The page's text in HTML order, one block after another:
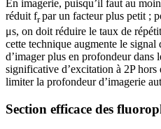
En imagerie, puisqu’il faut au
réduit frpar un facteur plus petit ;
μs, on doit réduire le taux de
cette technique augmente le signal
d’imager plus en profondeur dans
significative d’excitation à 2P
limiter la profondeur d’imagerie
Section efficace des